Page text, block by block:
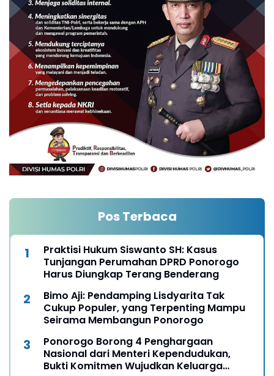
Pos Terbaca
Praktisi Hukum Siswanto SH: Kasus
Tunjangan Perumahan DPRD Ponorogo
Harus Diungkap Terang Benderang
Bimo Aji: Pendamping Lisdyarita Tak
Cukup Populer, yang Terpenting Mampu
Seirama Membangun Ponorogo
Ponorogo Borong 4 Penghargaan
Nasional dari Menteri Kependudukan,
Bukti Komitmen Wujudkan Keluarga